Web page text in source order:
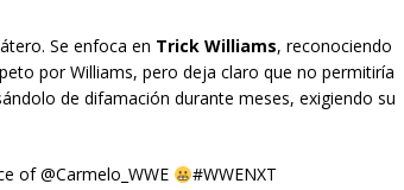
Se enfoca en Trick Williams, reconociendo
por Williams, pero deja claro que no permitiría
de difamación durante meses, exigiendo su
of @Carmelo_WWE
#WWENXT